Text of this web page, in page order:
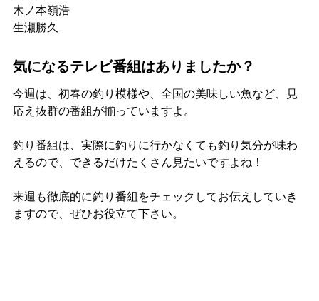
木ノ本嶺浩
生瀬勝久
気になるテレビ番組はありましたか？
今週は、初春の釣り模様や、全国の美味しい魚など、見
応え抜群の番組が揃っていますよ。
釣り番組は、実際に釣りに行かなくても釣り気分が味わ
えるので、できるだけたくさん見たいですよね！
来週も徹底的に釣り番組をチェックしてお伝えしていき
ますので、ぜひお役立て下さい。